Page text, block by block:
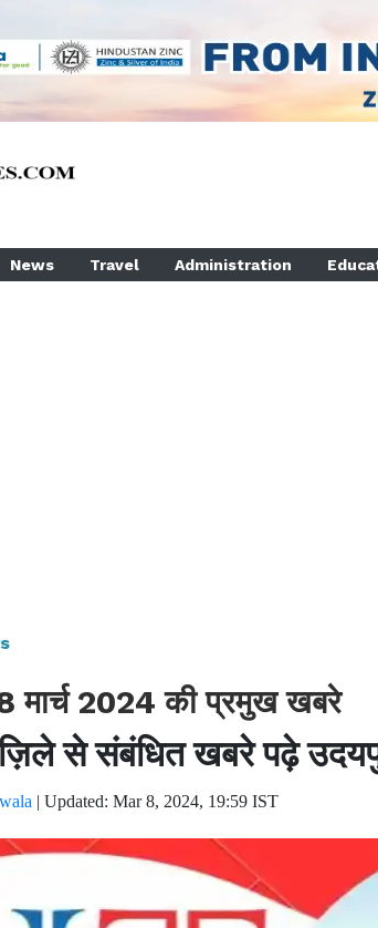
News Travel Administration
मार्च 2024 की प्रमुख खबरे
से संबंधित खबरे पढ़े
| Updated: Mar 8, 2024, 19:59 IST